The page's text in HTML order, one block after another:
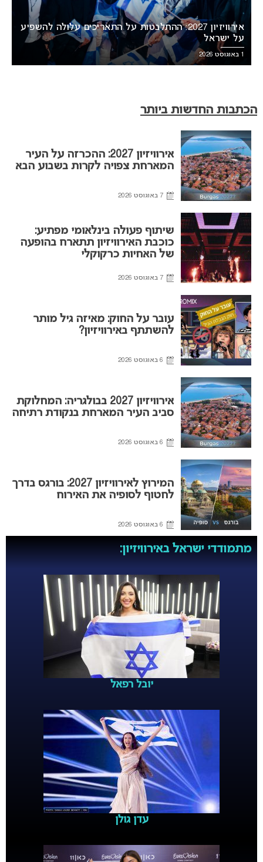
אירוויזיון 2027: ההתלבטות על התאריכים עלולה להשפיע
על ישראל
הכתבות החדשות ביותר
אירוויזיון 2027: ההכרזה על העיר
המארחת צפויה לקרות בשבוע הבא
7 באוגוסט 2026
שיתוף פעולה בינלאומי מפתיע:
כוכבת האירוויזיון תתארח בהופעה
של האחיות כרקוקלי
7 באוגוסט 2026
עובר על החוק: מאיזה גיל מותר
להשתתף באירוויזיון?
6 באוגוסט 2026
אירוויזיון 2027 בבולגריה: המחלוקת
סביב העיר המארחת בנקודת רתיחה
6 באוגוסט 2026
המירוץ לאירוויזיון 2027: בורגס בדרך
לחטוף לסופיה את האירוח
6 באוגוסט 2026
מתמודדי ישראל באירוויזיון:
יובל רפאל
עדן גולן